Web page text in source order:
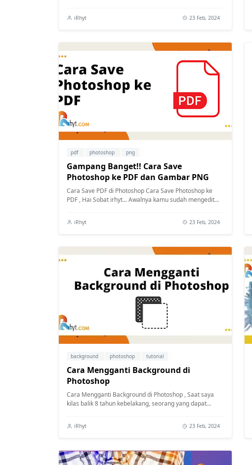
iRhyt 23 Feb, 2024
pdf photoshop png
Gampang Banget!! Cara Save
Photoshop ke PDF dan Gambar PNG
Cara Save PDF di Photoshop Cara Save Photoshop ke
PDF , Hai Sobat irhyt... Awalnya kamu sudah mengedit
iRhyt 23 Feb, 2024
background photoshop tutorial
Cara Mengganti Background di
Photoshop
Cara Mengganti Background di Photoshop , Saat saya
kilas balik 8 tahun kebelakang, seorang yang dapat
iRhyt 23 Feb, 2024